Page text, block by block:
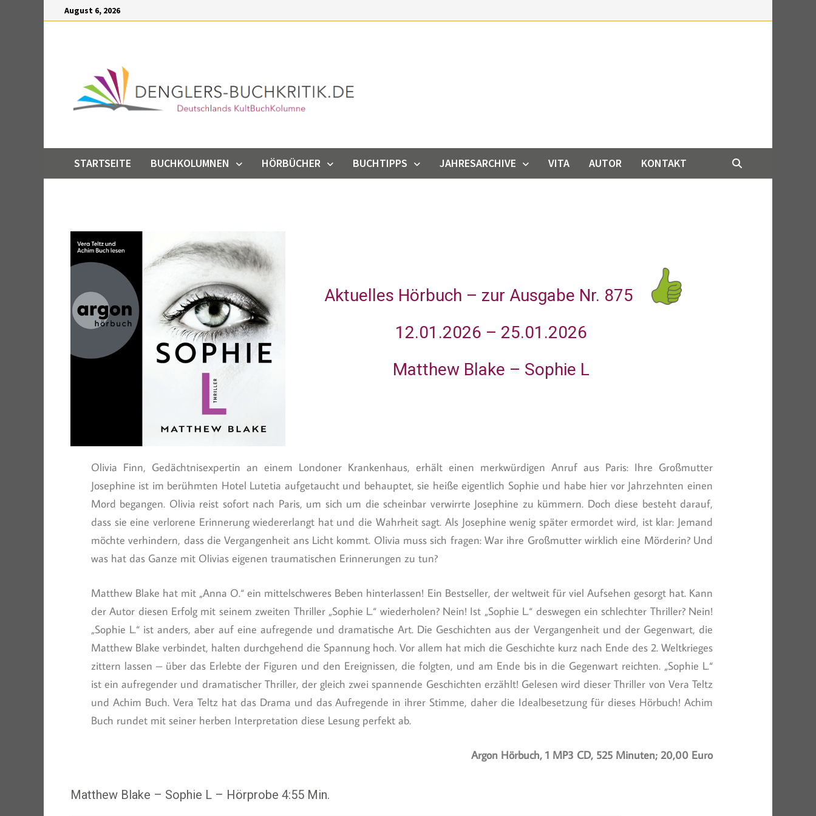
August 6, 2026
STARTSEITE BUCHKOLUMNEN HÖRBÜCHER BUCHTIPPS JAHRESARCHIVE VITA AUTOR KONTAKT
Aktuelles Hörbuch – zur Ausgabe Nr. 875
12.01.2026 – 25.01.2026
Matthew Blake – Sophie L
Olivia Finn, Gedächtnisexpertin an einem Londoner Krankenhaus, erhält einen merkwürdigen Anruf aus Paris: Ihre Großmutter
Josephine ist im berühmten Hotel Lutetia aufgetaucht und behauptet, sie heiße eigentlich Sophie und habe hier vor Jahrzehnten einen
Mord begangen. Olivia reist sofort nach Paris, um sich um die scheinbar verwirrte Josephine zu kümmern. Doch diese besteht darauf,
dass sie eine verlorene Erinnerung wiedererlangt hat und die Wahrheit sagt. Als Josephine wenig später ermordet wird, ist klar: Jemand
möchte verhindern, dass die Vergangenheit ans Licht kommt. Olivia muss sich fragen: War ihre Großmutter wirklich eine Mörderin? Und
was hat das Ganze mit Olivias eigenen traumatischen Erinnerungen zu tun?
Matthew Blake hat mit „Anna O.“ ein mittelschweres Beben hinterlassen! Ein Bestseller, der weltweit für viel Aufsehen gesorgt hat. Kann
der Autor diesen Erfolg mit seinem zweiten Thriller „Sophie L.“ wiederholen? Nein! Ist „Sophie L.“ deswegen ein schlechter Thriller? Nein!
„Sophie L.“ ist anders, aber auf eine aufregende und dramatische Art. Die Geschichten aus der Vergangenheit und der Gegenwart, die
Matthew Blake verbindet, halten durchgehend die Spannung hoch. Vor allem hat mich die Geschichte kurz nach Ende des 2. Weltkrieges
zittern lassen – über das Erlebte der Figuren und den Ereignissen, die folgten, und am Ende bis in die Gegenwart reichten. „Sophie L.“
ist ein aufregender und dramatischer Thriller, der gleich zwei spannende Geschichten erzählt! Gelesen wird dieser Thriller von Vera Teltz
und Achim Buch. Vera Teltz hat das Drama und das Aufregende in ihrer Stimme, daher die Idealbesetzung für dieses Hörbuch! Achim
Buch rundet mit seiner herben Interpretation diese Lesung perfekt ab.
Argon Hörbuch, 1 MP3 CD, 525 Minuten; 20,00 Euro
Matthew Blake – Sophie L – Hörprobe 4:55 Min.